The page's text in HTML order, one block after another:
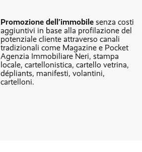
Promozione dell’immobile senza costi
aggiuntivi in base alla profilazione del
potenziale cliente attraverso canali
tradizionali come Magazine e Pocket
Agenzia Immobiliare Neri, stampa
locale, cartellonistica, cartello vetrina,
dépliants, manifesti, volantini,
cartelloni.